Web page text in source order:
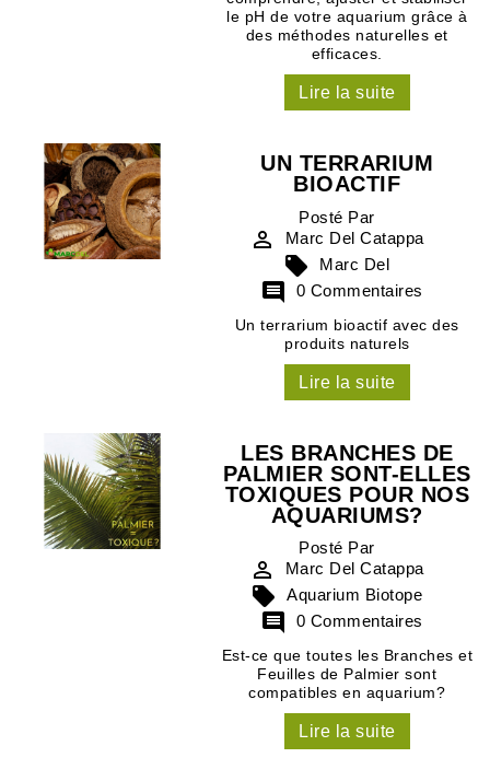
le pH de votre aquarium grâce à
des méthodes naturelles et
efficaces.
Lire la suite
UN TERRARIUM
BIOACTIF
Posté Par
 Marc Del Catappa
 Marc Del
 0 Commentaires
Un terrarium bioactif avec des
produits naturels
Lire la suite
LES BRANCHES DE
PALMIER SONT-ELLES
TOXIQUES POUR NOS
AQUARIUMS?
Posté Par
 Marc Del Catappa
 Aquarium Biotope
 0 Commentaires
Est-ce que toutes les Branches et
Feuilles de Palmier sont
compatibles en aquarium?
Lire la suite